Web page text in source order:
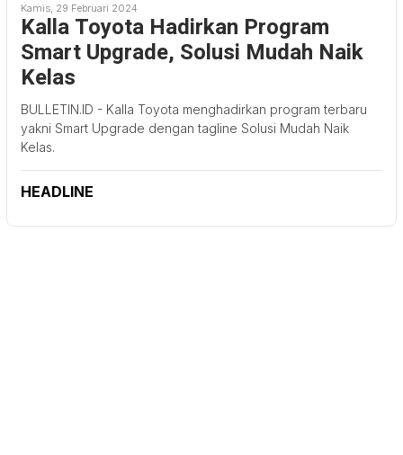
Kamis, 29 Februari 2024
Kalla Toyota Hadirkan Program
Smart Upgrade, Solusi Mudah Naik
Kelas
BULLETIN.ID - Kalla Toyota menghadirkan program terbaru
yakni Smart Upgrade dengan tagline Solusi Mudah Naik
Kelas.
HEADLINE